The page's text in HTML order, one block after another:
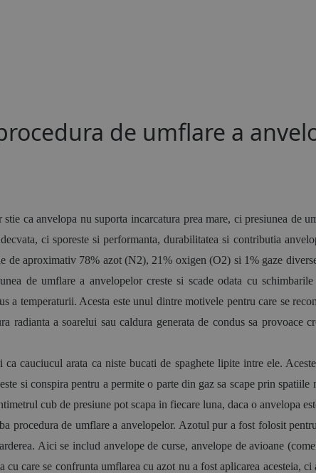
de umflare a
ca anvelopa nu suporta incarcatura prea mare, ci presiunea de
ci sporeste si performanta, durabilitatea si contributia
aproximativ 78% azot (N2), 21% oxigen (O2) si 1% gaze
de umflare a anvelopelor creste si scade odata cu schimbarile
temperaturii. Acesta este unul dintre motivele pentru care se
a soarelui sau caldura generata de condus sa provoace
cauciucul arata ca niste bucati de spaghete lipite intre ele.
si conspira pentru a permite o parte din gaz sa scape prin spatiile
cub de presiune pot scapa in fiecare luna, daca o anvelopa
procedura de umflare a anvelopelor. Azotul pur a fost folosit
Aici se includ anvelope de curse, anvelope de avioane
care se confrunta umflarea cu azot nu a fost aplicarea acesteia, ci